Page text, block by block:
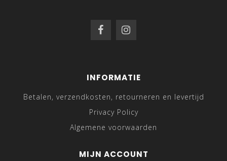
INFORMATIE
Betalen, verzendkosten, retourneren en levertijd
Privacy Policy
Algemene voorwaarden
MIJN ACCOUNT